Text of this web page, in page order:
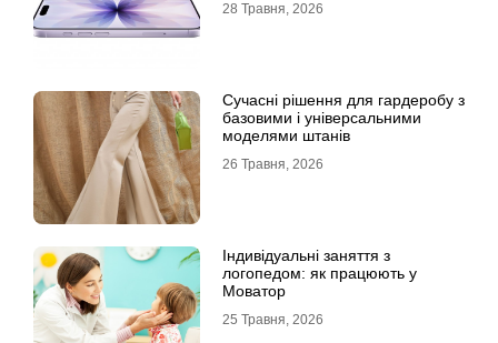
28 Травня, 2026
Сучасні рішення для гардеробу з
базовими і універсальними
моделями штанів
26 Травня, 2026
Індивідуальні заняття з
логопедом: як працюють у
Моватор
25 Травня, 2026